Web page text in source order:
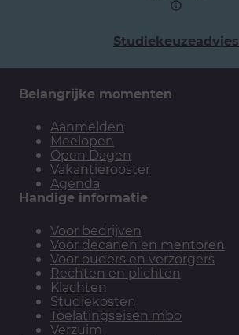
Studiekeuzeadvies
Belangrijke momenten
Aanmelden
Meelopen
Open Dagen
Vakantierooster
Agenda
Handige informatie
Voor bedrijven
Voor decanen en mentoren
Voor ouders en verzorgers
Rechten en plichten
Klachten
Studiekosten
Toelatingseisen mbo
Verzuim